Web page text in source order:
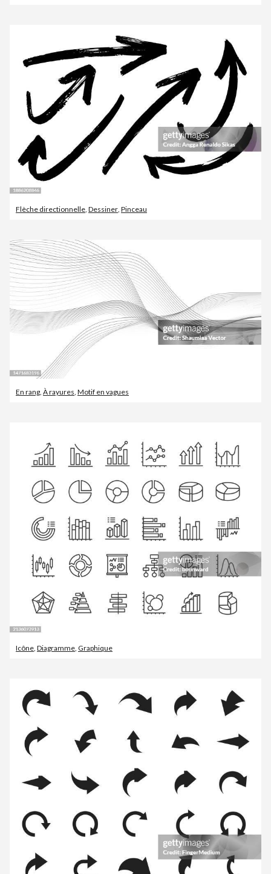
Flèche directionnelle, Dessiner, Pinceau
En rang À rayures Motif en vagues
Icône Diagramme Graphique